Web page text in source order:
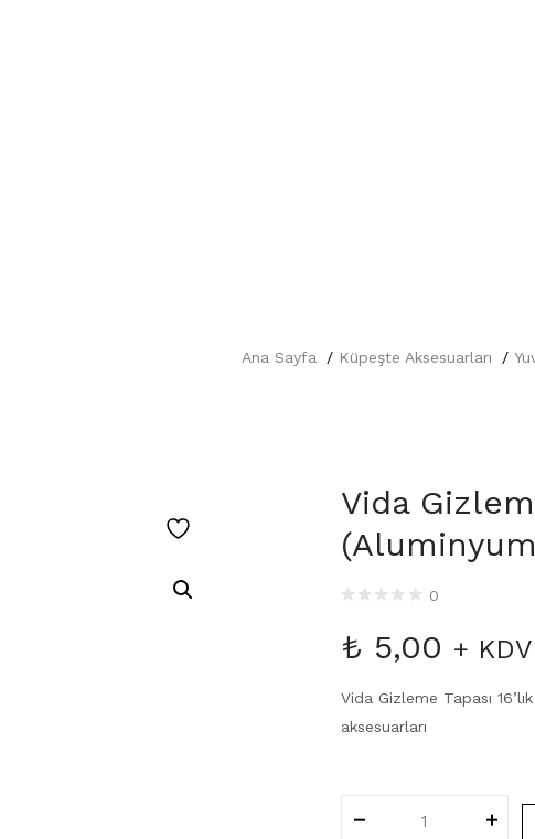
Ana Sayfa Küpeşte Aksesuarları
Vida
0
₺ 5,00 + KDV
Vida Gizleme Tapası
aksesuarları